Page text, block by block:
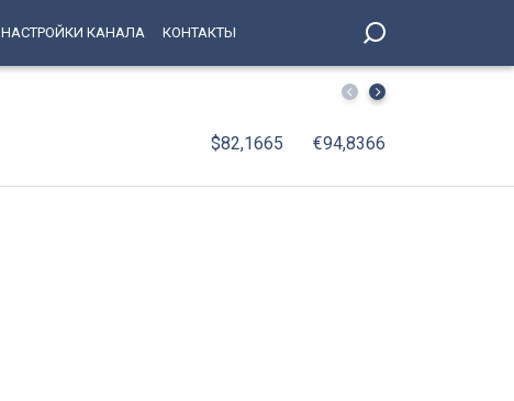
НАСТРОЙКИ КАНАЛА КОНТАКТЫ
От паровозов до «Скворца»: 75 лет исполняется
$82,1665 €94,8366